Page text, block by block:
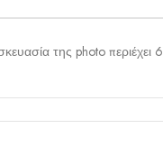
της photo περιέχει 6